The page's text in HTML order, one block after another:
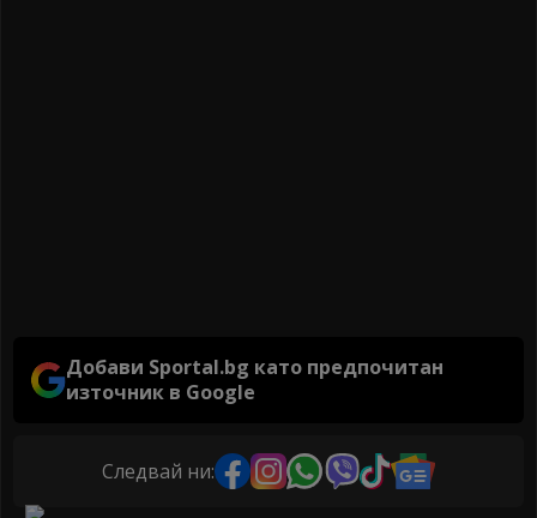
Добави Sportal.bg като предпочитан
източник в Google
Следвай ни: